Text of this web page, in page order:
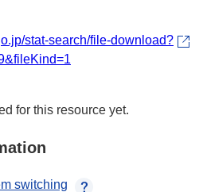
stat-search/file-download?
for this resource yet.
switching